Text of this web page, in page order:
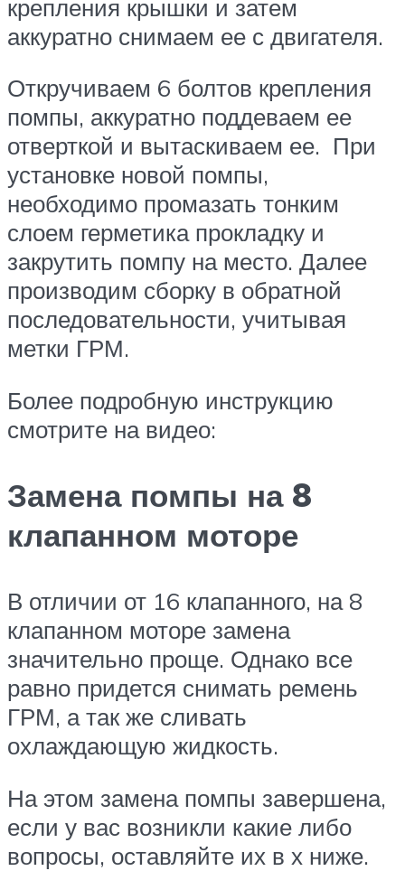
крепления крышки и затем
аккуратно снимаем ее с двигателя.
Откручиваем 6 болтов крепления
помпы, аккуратно поддеваем ее
отверткой и вытаскиваем ее. При
установке новой помпы,
необходимо промазать тонким
слоем герметика прокладку и
закрутить помпу на место. Далее
производим сборку в обратной
последовательности, учитывая
метки ГРМ.
Более подробную инструкцию
смотрите на видео:
Замена помпы на 8
клапанном моторе
В отличии от 16 клапанного, на 8
клапанном моторе замена
значительно проще. Однако все
равно придется снимать ремень
ГРМ, а так же сливать
охлаждающую жидкость.
На этом замена помпы завершена,
если у вас возникли какие либо
вопросы, оставляйте их в х ниже.